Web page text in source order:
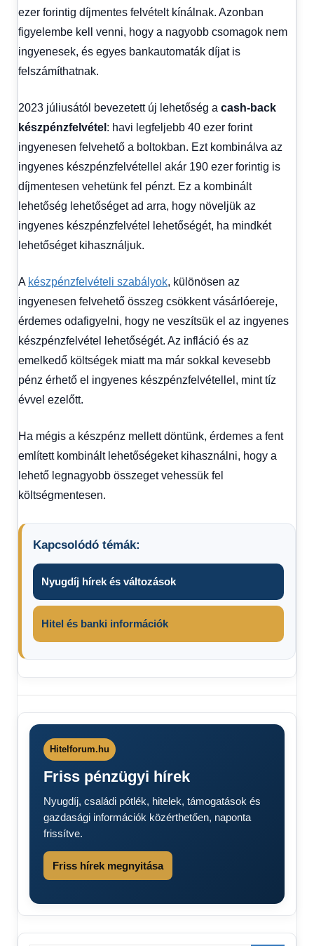
ezer forintig díjmentes felvételt kínálnak. Azonban
figyelembe kell venni, hogy a nagyobb csomagok nem
ingyenesek, és egyes bankautomaták díjat is
felszámíthatnak.
2023 júliusától bevezetett új lehetőség a cash-back
készpénzfelvétel : havi legfeljebb 40 ezer forint
ingyenesen felvehető a boltokban. Ezt kombinálva az
ingyenes készpénzfelvétellel akár 190 ezer forintig is
díjmentesen vehetünk fel pénzt. Ez a kombinált
lehetőség lehetőséget ad arra, hogy növeljük az
ingyenes készpénzfelvétel lehetőségét, ha mindkét
lehetőséget kihasználjuk.
A készpénzfelvételi szabályok, különösen az
ingyenesen felvehető összeg csökkent vásárlóereje,
érdemes odafigyelni, hogy ne veszítsük el az ingyenes
készpénzfelvétel lehetőségét. Az infláció és az
emelkedő költségek miatt ma már sokkal kevesebb
pénz érhető el ingyenes készpénzfelvétellel, mint tíz
évvel ezelőtt.
Ha mégis a készpénz mellett döntünk, érdemes a fent
említett kombinált lehetőségeket kihasználni, hogy a
lehető legnagyobb összeget vehessük fel
költségmentesen.
Kapcsolódó témák:
Nyugdíj hírek és változások
Hitel és banki információk
figyelem
Nyugdíj
Nyugdíjasok
figyelem
Hitelforum.hu
Friss pénzügyi hírek
Nyugdíj, családi pótlék, hitelek, támogatások és
gazdasági információk közérthetően, naponta
frissítve.
Friss hírek megnyitása